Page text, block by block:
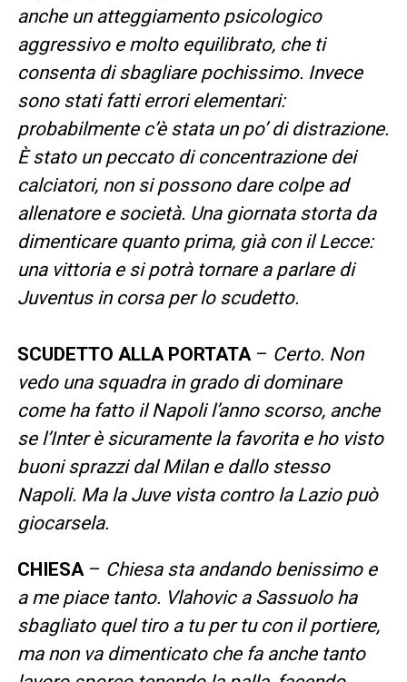
anche un atteggiamento psicologico
aggressivo e molto equilibrato, che ti
consenta di sbagliare pochissimo. Invece
sono stati fatti errori elementari:
probabilmente c’è stata un po’ di distrazione.
È stato un peccato di concentrazione dei
calciatori, non si possono dare colpe ad
allenatore e società. Una giornata storta da
dimenticare quanto prima, già con il Lecce:
una vittoria e si potrà tornare a parlare di
Juventus in corsa per lo scudetto.
SCUDETTO ALLA PORTATA – Certo. Non
vedo una squadra in grado di dominare
come ha fatto il Napoli l’anno scorso, anche
se l’Inter è sicuramente la favorita e ho visto
buoni sprazzi dal Milan e dallo stesso
Napoli. Ma la Juve vista contro la Lazio può
giocarsela.
CHIESA – Chiesa sta andando benissimo e
a me piace tanto. Vlahovic a Sassuolo ha
sbagliato quel tiro a tu per tu con il portiere,
ma non va dimenticato che fa anche tanto